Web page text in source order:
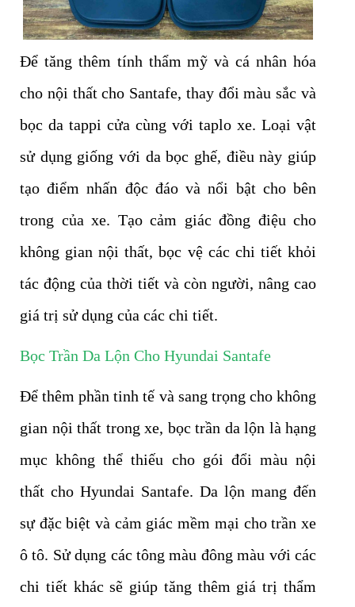
Để tăng thêm tính thẩm mỹ và cá nhân hóa
cho nội thất cho Santafe, thay đổi màu sắc và
bọc da tappi cửa cùng với taplo xe. Loại vật
sử dụng giống với da bọc ghế, điều này giúp
tạo điểm nhấn độc đáo và nổi bật cho bên
trong của xe. Tạo cảm giác đồng điệu cho
không gian nội thất, bọc vệ các chi tiết khỏi
tác động của thời tiết và còn người, nâng cao
giá trị sử dụng của các chi tiết.
Bọc Trần Da Lộn Cho Hyundai Santafe
Để thêm phần tinh tế và sang trọng cho không
gian nội thất trong xe, bọc trần da lộn là hạng
mục không thể thiếu cho gói đổi màu nội
thất cho Hyundai Santafe. Da lộn mang đến
sự đặc biệt và cảm giác mềm mại cho trần xe
ô tô. Sử dụng các tông màu đông màu với các
chi tiết khác sẽ giúp tăng thêm giá trị thẩm